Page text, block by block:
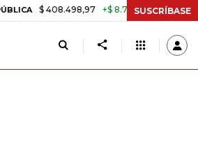
$ 408.498,97 +$ 8.753,81 +2,19% TASA
SUSCRÍBASE